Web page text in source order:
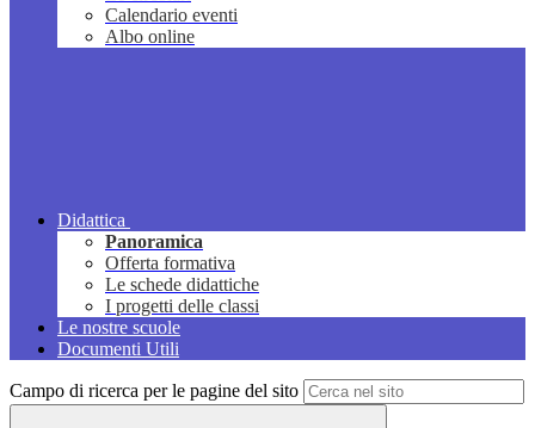
Calendario eventi
Albo online
Didattica
Panoramica
Offerta formativa
Le schede didattiche
I progetti delle classi
Le nostre scuole
Documenti Utili
Campo di ricerca per le pagine del sito